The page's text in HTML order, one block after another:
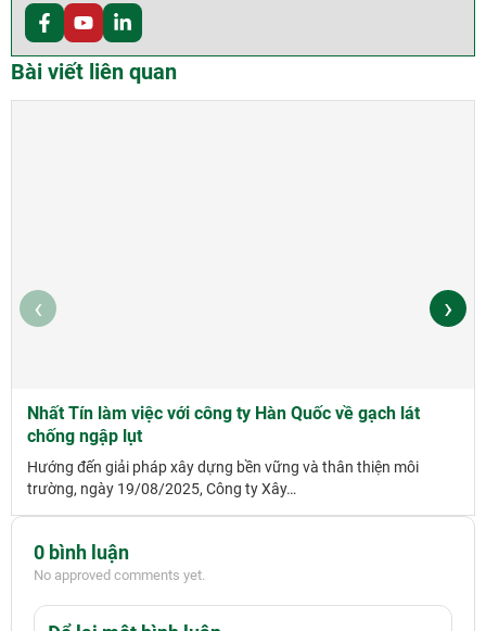
Bài viết liên quan
‹
Nhất Tín làm việc với công ty Hàn Quốc về gạch lát
chống ngập lụt
Hướng đến giải pháp xây dựng bền vững và thân thiện môi
trường, ngày 19/08/2025, Công ty Xây…
›
0 bình luận
No approved comments yet.